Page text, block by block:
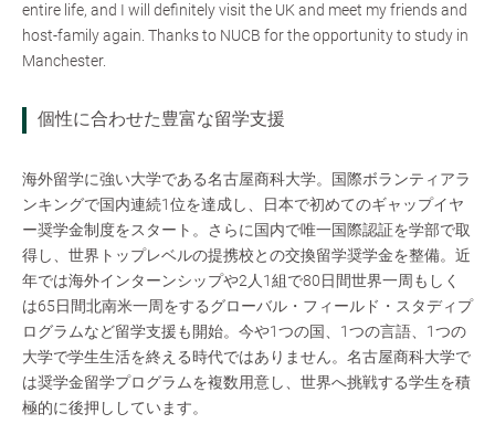
entire life, and I will definitely visit the UK and meet my friends and
host-family again. Thanks to NUCB for the opportunity to study in
Manchester.
個性に合わせた豊富な留学支援
海外留学に強い大学である名古屋商科大学。国際ボランティアラ
ンキングで国内連続1位を達成し、日本で初めてのギャップイヤ
ー奨学金制度をスタート。さらに国内で唯一国際認証を学部で取
得し、世界トップレベルの提携校との交換留学奨学金を整備。近
年では海外インターンシップや2人1組で80日間世界一周もしく
は65日間北南米一周をするグローバル・フィールド・スタディプ
ログラムなど留学支援も開始。今や1つの国、1つの言語、1つの
大学で学生生活を終える時代ではありません。名古屋商科大学で
は奨学金留学プログラムを複数用意し、世界へ挑戦する学生を積
極的に後押ししています。